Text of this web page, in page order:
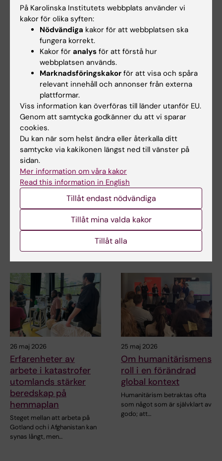
Dela
Relaterade artiklar
25 jun 2026
KI och
Handelshögskolan
stärker framtidens
ledare inom global
hälsa
Under en vecka i juni 2026
samlades 33 ledare inom hälsa
2 jun 2026
stärka arbetet med
unga med depression
Höstterminen 2026 planeras
start för en ny
uppdragsutbildning vid…
26 maj 2026
Erfarenheter av
arbete i katastrofer
utomlands stärker
beredskap på
hemmaplan
Steget mellan att arbeta på
Gotland och i Afghanistan kan
synas långt, men…
25 maj 2026
Om humanitärismens
roll i en förändrad
global kontext
Humanitärism betraktas ofta
som något som är självklart av
godo; att…
På Karolinska Institutets webbplats använder vi
kakor för olika syften:
Nödvändiga kakor för att webbplatsen ska
fungera korrekt.
Kakor för analys för att förstå hur
webbplatsen används.
Marknadsföringskakor för att visa och spåra
relevant innehåll och annonser från externa
plattformar.
Viss information kan överföras till länder utanför EU.
Genom att samtycka godkänner du att vi sparar
cookies.
Du kan när som helst ändra eller återkalla ditt
samtycke via kakikonen längst ned till vänster på
sidan.
Mer information om våra kakor
Read this information in English
Tillåt endast nödvändiga
Tillåt mina valda kakor
Tillåt alla